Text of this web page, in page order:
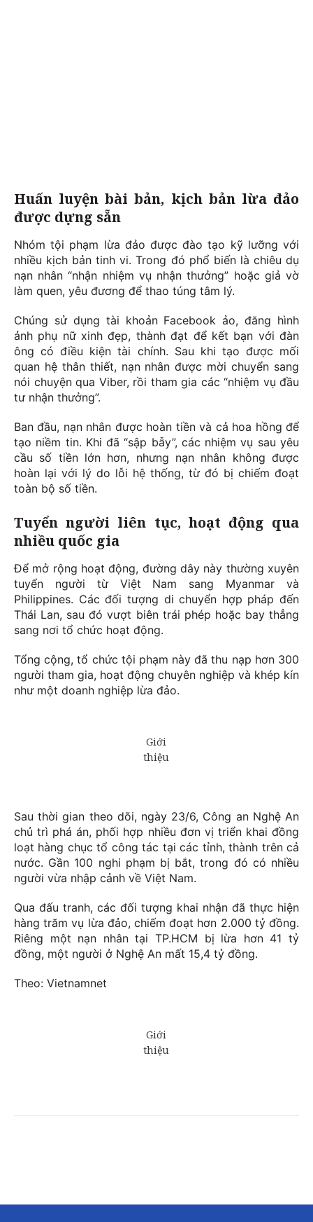
Huấn luyện bài bản, kịch bản lừa đảo
được dựng sẵn
Nhóm tội phạm lừa đảo được đào tạo kỹ lưỡng với
nhiều kịch bản tinh vi. Trong đó phổ biến là chiêu dụ
nạn nhân “nhận nhiệm vụ nhận thưởng” hoặc giả vờ
làm quen, yêu đương để thao túng tâm lý.
Chúng sử dụng tài khoản Facebook ảo, đăng hình
ảnh phụ nữ xinh đẹp, thành đạt để kết bạn với đàn
ông có điều kiện tài chính. Sau khi tạo được mối
quan hệ thân thiết, nạn nhân được mời chuyển sang
nói chuyện qua Viber, rồi tham gia các “nhiệm vụ đầu
tư nhận thưởng”.
Ban đầu, nạn nhân được hoàn tiền và cả hoa hồng để
tạo niềm tin. Khi đã “sập bẫy”, các nhiệm vụ sau yêu
cầu số tiền lớn hơn, nhưng nạn nhân không được
hoàn lại với lý do lỗi hệ thống, từ đó bị chiếm đoạt
toàn bộ số tiền.
Tuyển người liên tục, hoạt động qua
nhiều quốc gia
Để mở rộng hoạt động, đường dây này thường xuyên
tuyển người từ Việt Nam sang Myanmar và
Philippines. Các đối tượng di chuyển hợp pháp đến
Thái Lan, sau đó vượt biên trái phép hoặc bay thẳng
sang nơi tổ chức hoạt động.
Tổng cộng, tổ chức tội phạm này đã thu nạp hơn 300
người tham gia, hoạt động chuyên nghiệp và khép kín
như một doanh nghiệp lừa đảo.
Sau thời gian theo dõi, ngày 23/6, Công an Nghệ An
chủ trì phá án, phối hợp nhiều đơn vị triển khai đồng
loạt hàng chục tổ công tác tại các tỉnh, thành trên cả
nước. Gần 100 nghi phạm bị bắt, trong đó có nhiều
người vừa nhập cảnh về Việt Nam.
Qua đấu tranh, các đối tượng khai nhận đã thực hiện
hàng trăm vụ lừa đảo, chiếm đoạt hơn 2.000 tỷ đồng.
Riêng một nạn nhân tại TP.HCM bị lừa hơn 41 tỷ
đồng, một người ở Nghệ An mất 15,4 tỷ đồng.
Theo: Vietnamnet